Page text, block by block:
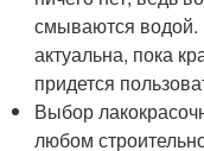
смываются водой.
актуальна, пока
придется
Выбор
любом